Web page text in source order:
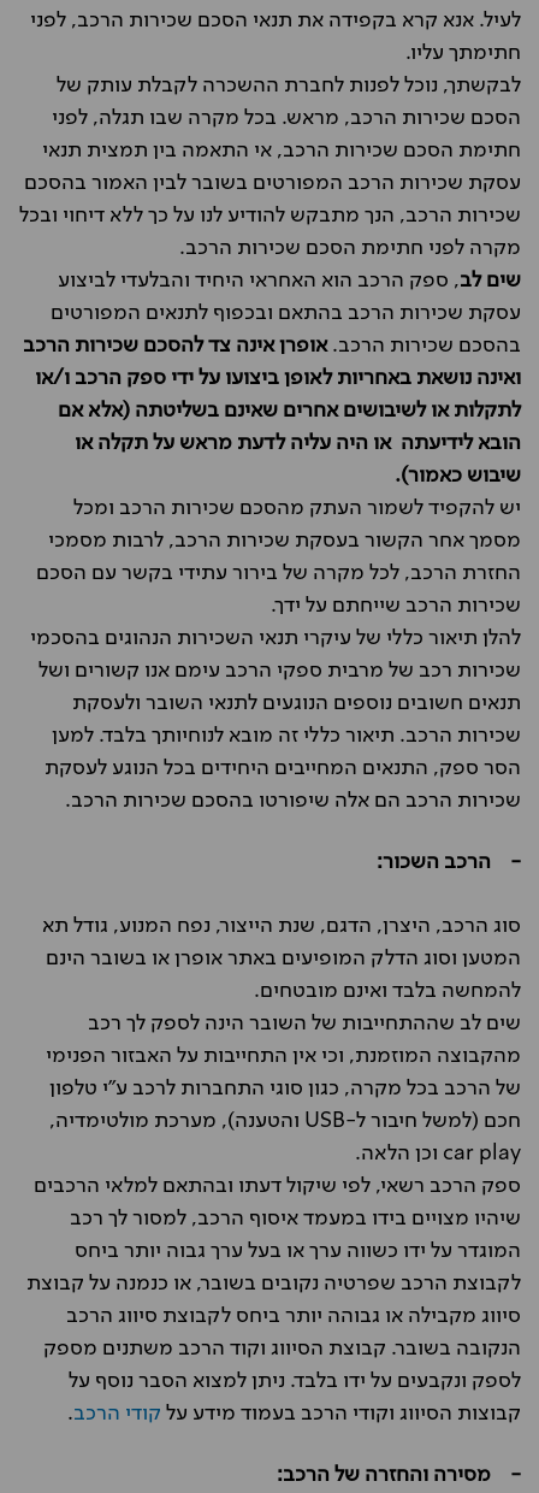
לעיל. אנא קרא בקפידה את תנאי הסכם שכירות הרכב, לפני
חתימתך עליו.
לבקשתך, נוכל לפנות לחברת ההשכרה לקבלת עותק של
הסכם שכירות הרכב, מראש. בכל מקרה שבו תגלה, לפני
חתימת הסכם שכירות הרכב, אי התאמה בין תמצית תנאי
עסקת שכירות הרכב המפורטים בשובר לבין האמור בהסכם
שכירות הרכב, הנך מתבקש להודיע לנו על כך ללא דיחוי ובכל
מקרה לפני חתימת הסכם שכירות הרכב.
שים לב, ספק הרכב הוא האחראי היחיד והבלעדי לביצוע
עסקת שכירות הרכב בהתאם ובכפוף לתנאים המפורטים
בהסכם שכירות הרכב.אופרן אינה צד להסכם שכירות הרכב
ואינה נושאת באחריות לאופן ביצועו על ידי ספק הרכב ו/או
לתקלות או לשיבושים אחרים שאינם בשליטתה (אלא אם
הובא לידיעתה או היה עליה לדעת מראש על תקלה או
שיבוש כאמור).
יש להקפיד לשמור העתק מהסכם שכירות הרכב ומכל
מסמך אחר הקשור בעסקת שכירות הרכב, לרבות מסמכי
החזרת הרכב, לכל מקרה של בירור עתידי בקשר עם הסכם
שכירות הרכב שייחתם על ידך.
להלן תיאור כללי של עיקרי תנאי השכירות הנהוגים בהסכמי
שכירות רכב של מרבית ספקי הרכב עימם אנו קשורים ושל
תנאים חשובים נוספים הנוגעים לתנאי השובר ולעסקת
שכירות הרכב. תיאור כללי זה מובא לנוחיותך בלבד. למען
הסר ספק, התנאים המחייבים היחידים בכל הנוגע לעסקת
שכירות הרכב הם אלה שיפורטו בהסכם שכירות הרכב.
- הרכב השכור:
סוג הרכב, היצרן, הדגם, שנת הייצור, נפח המנוע, גודל תא
המטען וסוג הדלק המופיעים באתר אופרן או בשובר הינם
להמחשה בלבד ואינם מובטחים.
שים לב שההתחייבות של השובר הינה לספק לך רכב
מהקבוצה המוזמנת, וכי אין התחייבות על האבזור הפנימי
של הרכב בכל מקרה, כגון סוגי התחברות לרכב ע"י טלפון
חכם (למשל חיבור ל-USB והטענה), מערכת מולטימדיה,
car play וכן הלאה.
ספק הרכב רשאי, לפי שיקול דעתו ובהתאם למלאי הרכבים
שיהיו מצויים בידו במעמד איסוף הרכב, למסור לך רכב
המוגדר על ידו כשווה ערך או בעל ערך גבוה יותר ביחס
לקבוצת הרכב שפרטיה נקובים בשובר, או כנמנה על קבוצת
סיווג מקבילה או גבוהה יותר ביחס לקבוצת סיווג הרכב
הנקובה בשובר. קבוצת הסיווג וקוד הרכב משתנים מספק
לספק ונקבעים על ידו בלבד. ניתן למצוא הסבר נוסף על
קבוצות הסיווג וקודי הרכב בעמוד מידע על קודי הרכב.
- מסירה והחזרה של הרכב: